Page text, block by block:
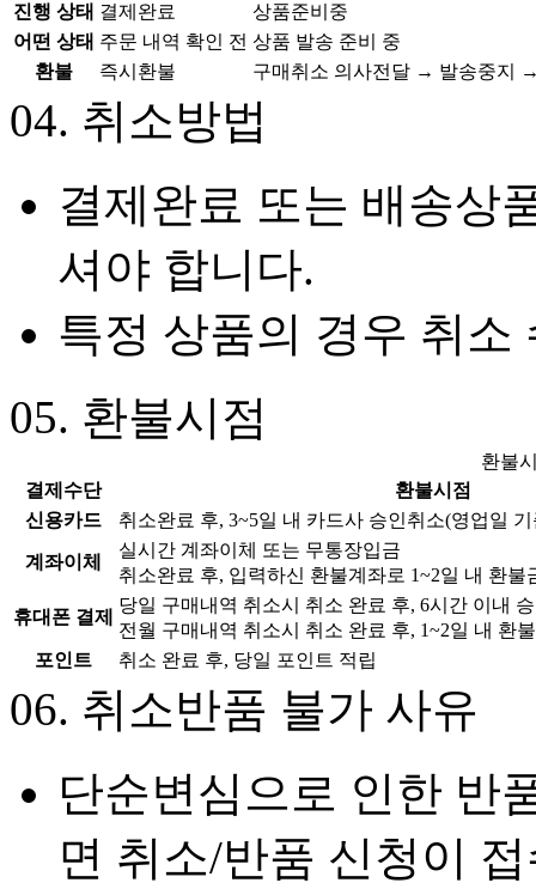
진행 상태 결제완료
상품준비중
어떤 상태 주문 내역 확인 전 상품 발송 준비 중
환불
즉시환불 구매취소 의사전달 → 발송중지
04. 취소방법
결제완료 또는 배송상
셔야 합니다.
특정 상품의 경우 취소
05. 환불시점
환불
결제수단
환불시점
신용카드
취소완료 후, 3~5일 내 카드사 승인취소(영업일 기
계좌이체
실시간 계좌이체 또는 무통장입금
취소완료 후, 입력하신 환불계좌로 1~2일 내 환불
휴대폰 결제
당일 구매내역 취소시 취소 완료 후, 6시간 이내
전월 구매내역 취소시 취소 완료 후, 1~2일 내 환
포인트
취소 완료 후, 당일 포인트 적립
06. 취소반품 불가 사유
단순변심으로 인한 반
면 취소/반품 신청이